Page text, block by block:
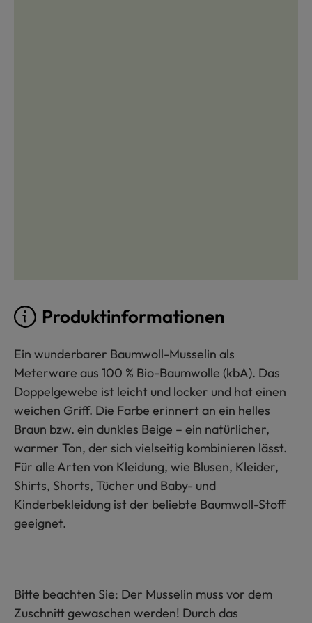
Produktinformationen
Ein wunderbarer Baumwoll-Musselin als
Meterware aus 100 % Bio-Baumwolle (kbA). Das
Doppelgewebe ist leicht und locker und hat einen
weichen Griff. Die Farbe erinnert an ein helles
Braun bzw. ein dunkles Beige – ein natürlicher,
warmer Ton, der sich vielseitig kombinieren lässt.
Für alle Arten von Kleidung, wie Blusen, Kleider,
Shirts, Shorts, Tücher und Baby- und
Kinderbekleidung ist der beliebte Baumwoll-Stoff
geeignet.
Bitte beachten Sie: Der Musselin muss vor dem
Zuschnitt gewaschen werden! Durch das